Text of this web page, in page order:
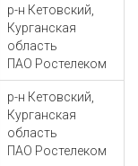
р-н Кетовский,
Курганская
область
ПАО Ростелеком
р-н Кетовский,
Курганская
область
ПАО Ростелеком